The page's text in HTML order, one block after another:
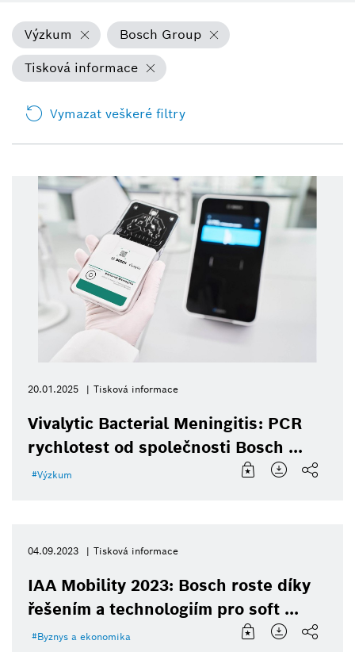
Výzkum
Bosch Group
Tisková informace
Vymazat veškeré filtry
20.01.2025 Tisková informace
Vivalytic Bacterial Meningitis: PCR
rychlotest od společnosti Bosch ...
Výzkum
04.09.2023 Tisková informace
IAA Mobility 2023: Bosch roste díky
řešením a technologiím pro soft ...
Byznys a ekonomika